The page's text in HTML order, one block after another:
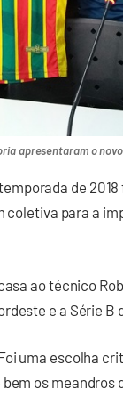
apresentaram o
de
para a
ao técnico
e a Série
uma escolha
os meandros